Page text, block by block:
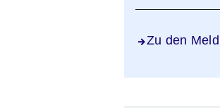
Zu den